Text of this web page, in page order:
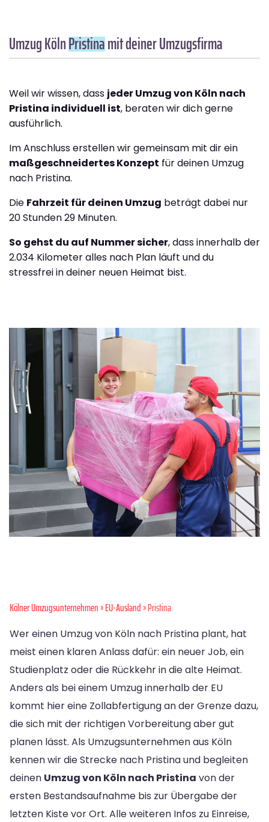
Umzug KölnPristinamit deiner Umzugsfirma
Weil wir wissen, dass jeder Umzug von Köln nach
Pristina individuell ist, beraten wir dich gerne
ausführlich.
Im Anschluss erstellen wir gemeinsam mit dir ein
maßgeschneidertes Konzept für deinen Umzug
nach Pristina.
Die Fahrzeit für deinen Umzug beträgt dabei nur
20 Stunden 29 Minuten.
So gehst du auf Nummer sicher, dass innerhalb der
2.034 Kilometer alles nach Plan läuft und du
stressfrei in deiner neuen Heimat bist.
Kölner Umzugsunternehmen»EU-Ausland» Pristina
Wer einen Umzug von Köln nach Pristina plant, hat
meist einen klaren Anlass dafür: ein neuer Job, ein
Studienplatz oder die Rückkehr in die alte Heimat.
Anders als bei einem Umzug innerhalb der EU
kommt hier eine Zollabfertigung an der Grenze dazu,
die sich mit der richtigen Vorbereitung aber gut
planen lässt. Als Umzugsunternehmen aus Köln
kennen wir die Strecke nach Pristina und begleiten
deinen Umzug von Köln nach Pristina von der
ersten Bestandsaufnahme bis zur Übergabe der
letzten Kiste vor Ort. Alle weiteren Infos zu Einreise,